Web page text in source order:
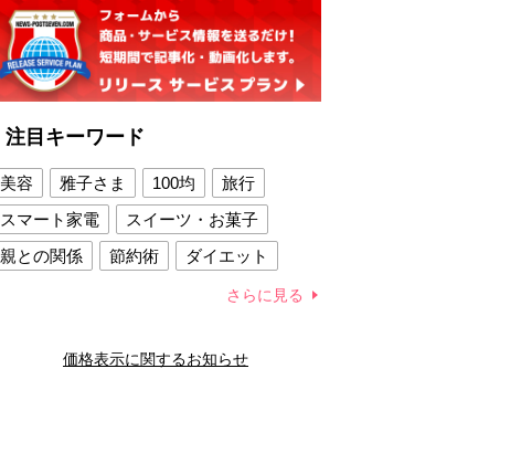
注目キーワード
美容 雅子さま 100均
旅行
スマート家電
スイーツ・お菓子
親との関係
節約術
ダイエット
夫との関係
新津春子 どか食い
さらに見る
価格表示に関するお知らせ